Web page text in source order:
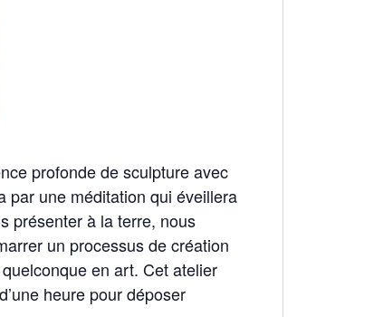
profonde de sculpture avec
par une méditation qui éveillera
présenter à la terre, nous
un processus de création
en art. Cet atelier
heure pour déposer